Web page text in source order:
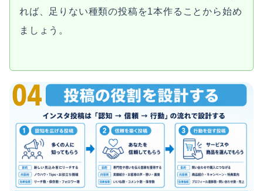
れば、足りない種類の投稿を1本作ることから始め
ましょう。